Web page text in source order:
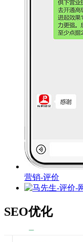
营销-评价
SEO优化